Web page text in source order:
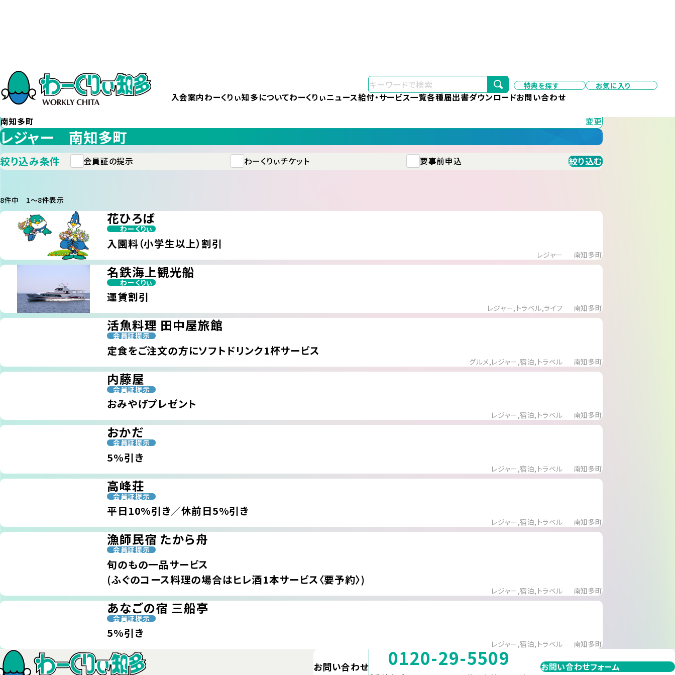
特典を探す お気に入り
入会案内わーくりぃ知多についてわーくりぃニュース給付・サービス一覧各種届出書ダウンロードお問い合わせ
カテゴリー から探す
レジャー 変更
エリア から探す
南知多町 変更
レジャー 南知多町
絞り込み条件 会員証の提示 わーくりぃチケット 要事前申込 絞り込む
8件中 1〜8件表示
花ひろば
わーくりぃ
入園料（小学生以上）割引
レジャー 南知多町
名鉄海上観光船
わーくりぃ
運賃割引
レジャー,トラベル,ライフ 南知多町
活魚料理 田中屋旅館
会員証提示
定食をご注文の方にソフトドリンク1杯サービス
グルメ,レジャー,宿泊,トラベル 南知多町
内藤屋
会員証提示
おみやげプレゼント
レジャー,宿泊,トラベル 南知多町
おかだ
会員証提示
5%引き
レジャー,宿泊,トラベル 南知多町
高峰荘
会員証提示
平日10%引き／休前日5%引き
レジャー,宿泊,トラベル 南知多町
漁師民宿 たから舟
会員証提示
旬のもの一品サービス
(ふぐのコース料理の場合はヒレ酒1本サービス〈要予約〉)
レジャー,宿泊,トラベル 南知多町
あなごの宿 三船亭
会員証提示
5%引き
レジャー,宿泊,トラベル 南知多町
お問い合わせ 0120-29-5509 お問い合わせフォーム